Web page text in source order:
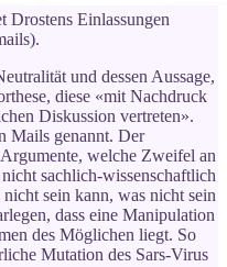
Drostens Einlassungen
und dessen Aussage,
diese «mit Nachdruck
Diskussion vertreten».
Mails genannt. Der
welche Zweifel an
sachlich-wissenschaftlich
sein kann, was nicht sein
dass eine Manipulation
des Möglichen liegt. So
Mutation des Sars-Virus